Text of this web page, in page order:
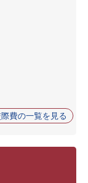
費の一覧を見る